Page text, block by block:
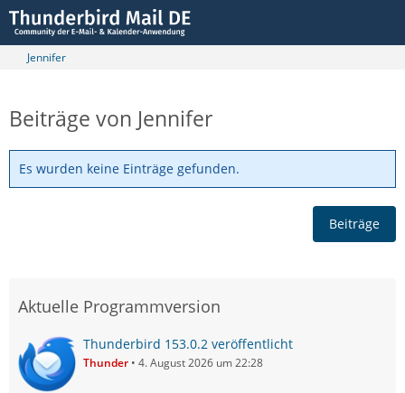
Jennifer
Beiträge von Jennifer
Es wurden keine Einträge gefunden.
Beiträge
Aktuelle Programmversion
Thunderbird 153.0.2 veröffentlicht
Thunder 4. August 2026 um 22:28